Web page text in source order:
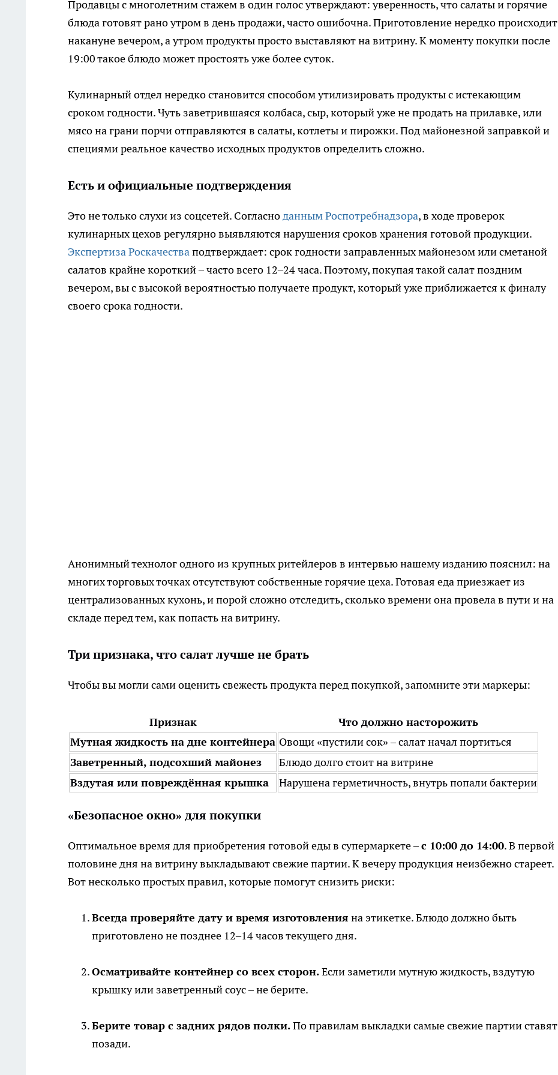
Продавцы с многолетним стажем в один голос утверждают: уверенность, что салаты и горячие
блюда готовят рано утром в день продажи, часто ошибочна. Приготовление нередко происходит
накануне вечером, а утром продукты просто выставляют на витрину. К моменту покупки после
19:00 такое блюдо может простоять уже более суток.
Кулинарный отдел нередко становится способом утилизировать продукты с истекающим
сроком годности. Чуть заветрившаяся колбаса, сыр, который уже не продать на прилавке, или
мясо на грани порчи отправляются в салаты, котлеты и пирожки. Под майонезной заправкой и
специями реальное качество исходных продуктов определить сложно.
Есть и официальные подтверждения
Это не только слухи из соцсетей. Согласноданным Роспотребнадзора, в ходе проверок
кулинарных цехов регулярно выявляются нарушения сроков хранения готовой продукции.
Экспертиза Роскачестваподтверждает: срок годности заправленных майонезом или сметаной
салатов крайне короткий – часто всего 12–24 часа. Поэтому, покупая такой салат поздним
вечером, вы с высокой вероятностью получаете продукт, который уже приближается к финалу
своего срока годности.
Анонимный технолог одного из крупных ритейлеров в интервью нашему изданию пояснил: на
многих торговых точках отсутствуют собственные горячие цеха. Готовая еда приезжает из
централизованных кухонь, и порой сложно отследить, сколько времени она провела в пути и на
складе перед тем, как попасть на витрину.
Три признака, что салат лучше не брать
Чтобы вы могли сами оценить свежесть продукта перед покупкой, запомните эти маркеры:
Признак
Что должно насторожить
Мутная жидкость на дне контейнера Овощи «пустили сок» – салат начал портиться
Заветренный, подсохший майонез
Блюдо долго стоит на витрине
Вздутая или повреждённая крышка
Нарушена герметичность, внутрь попали бактерии
«Безопасное окно» для покупки
Оптимальное время для приобретения готовой еды в супермаркете –с 10:00 до 14:00. В первой
половине дня на витрину выкладывают свежие партии. К вечеру продукция неизбежно стареет.
Вот несколько простых правил, которые помогут снизить риски:
Всегда проверяйте дату и время изготовления на этикетке. Блюдо должно быть
приготовлено не позднее 12–14 часов текущего дня.
Осматривайте контейнер со всех сторон.Если заметили мутную жидкость, вздутую
крышку или заветренный соус – не берите.
Берите товар с задних рядов полки.По правилам выкладки самые свежие партии ставят
позади.